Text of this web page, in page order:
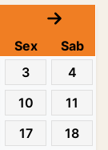
Sex
Sab
3
4
10
11
17
18